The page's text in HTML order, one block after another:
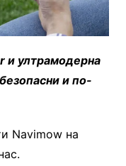
и ултрамодерна
и по-
Navimow на